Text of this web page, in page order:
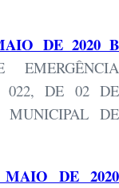
DE 2020 B
022, DE 02 DE
MUNICIPAL DE
DE 2020